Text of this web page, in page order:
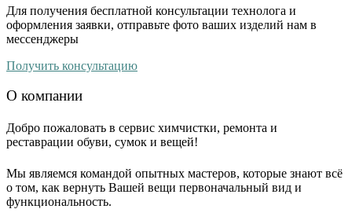
Для получения бесплатной консультации технолога и
оформления заявки, отправьте фото ваших изделий нам в
мессенджеры
Получить консультацию
О компании
Добро пожаловать в сервис химчистки, ремонта и
реставрации обуви, сумок и вещей!
Мы являемся командой опытных мастеров, которые знают всё
о том, как вернуть Вашей вещи первоначальный вид и
функциональность.